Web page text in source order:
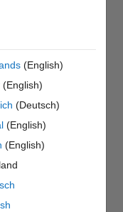
(English)
(English)
(Deutsch)
(English)
(English)